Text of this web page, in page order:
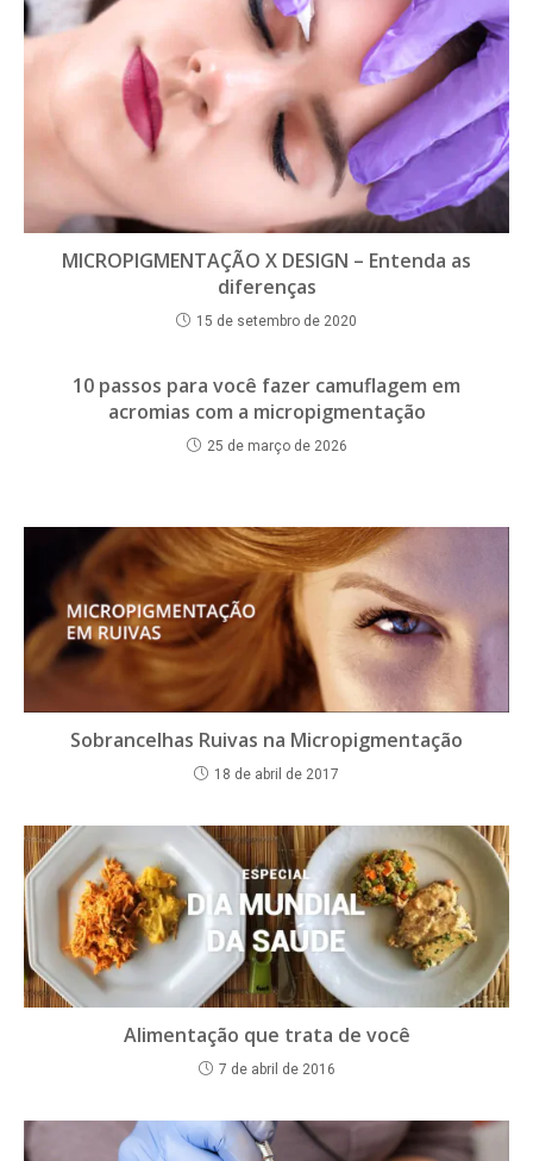
MICROPIGMENTAÇÃO X DESIGN – Entenda as
diferenças
15 de setembro de 2020
10 passos para você fazer camuflagem em
acromias com a micropigmentação
25 de março de 2026
Sobrancelhas Ruivas na Micropigmentação
18 de abril de 2017
Alimentação que trata de você
7 de abril de 2016